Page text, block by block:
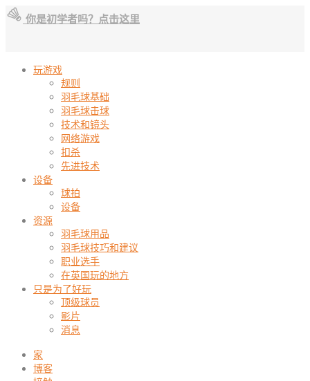
你是初学者吗？点击这里
玩游戏
规则
羽毛球基础
羽毛球击球
技术和镜头
网络游戏
扣杀
先进技术
设备
球拍
设备
资源
羽毛球用品
羽毛球技巧和建议
职业选手
在英国玩的地方
只是为了好玩
顶级球员
影片
消息
家
博客